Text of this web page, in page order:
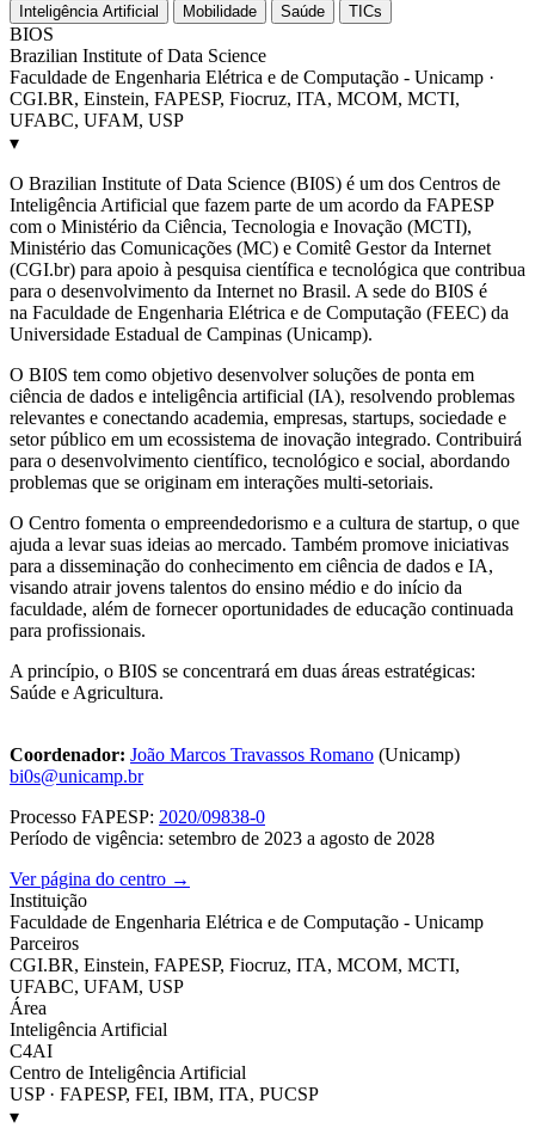
Inteligência Artificial
Mobilidade Saúde TICs
BIOS
Brazilian Institute of Data Science
Faculdade de Engenharia Elétrica e de Computação - Unicamp ·
CGI.BR, Einstein, FAPESP, Fiocruz, ITA, MCOM, MCTI,
UFABC, UFAM, USP
▾
O Brazilian Institute of Data Science (BI0S) é um dos Centros de
Inteligência Artificial que fazem parte de um acordo da FAPESP
com o Ministério da Ciência, Tecnologia e Inovação (MCTI),
Ministério das Comunicações (MC) e Comitê Gestor da Internet
(CGI.br) para apoio à pesquisa científica e tecnológica que contribua
para o desenvolvimento da Internet no Brasil. A sede do BI0S é
na Faculdade de Engenharia Elétrica e de Computação (FEEC) da
Universidade Estadual de Campinas (Unicamp).
O BI0S tem como objetivo desenvolver soluções de ponta em
ciência de dados e inteligência artificial (IA), resolvendo problemas
relevantes e conectando academia, empresas, startups, sociedade e
setor público em um ecossistema de inovação integrado. Contribuirá
para o desenvolvimento científico, tecnológico e social, abordando
problemas que se originam em interações multi-setoriais.
O Centro fomenta o empreendedorismo e a cultura de startup, o que
ajuda a levar suas ideias ao mercado. Também promove iniciativas
para a disseminação do conhecimento em ciência de dados e IA,
visando atrair jovens talentos do ensino médio e do início da
faculdade, além de fornecer oportunidades de educação continuada
para profissionais.
A princípio, o BI0S se concentrará em duas áreas estratégicas:
Saúde e Agricultura.
Coordenador: João Marcos Travassos Romano (Unicamp)
bi0s@unicamp.br
Processo FAPESP: 2020/09838-0
Período de vigência: setembro de 2023 a agosto de 2028
Ver página do centro →
Instituição
Faculdade de Engenharia Elétrica e de Computação - Unicamp
Parceiros
CGI.BR, Einstein, FAPESP, Fiocruz, ITA, MCOM, MCTI,
UFABC, UFAM, USP
Área
Inteligência Artificial
C4AI
Centro de Inteligência Artificial
USP · FAPESP, FEI, IBM, ITA, PUCSP
▾